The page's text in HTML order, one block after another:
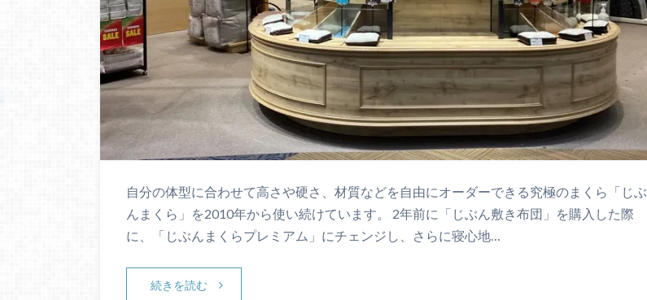
自分の体型に合わせて高さや硬さ、材質などを自由にオーダーできる究極のまくら「じぶ
んまくら」を2010年から使い続けています。 2年前に「じぶん敷き布団」を購入した際
に、「じぶんまくらプレミアム」にチェンジし、さらに寝心地…
続きを読む